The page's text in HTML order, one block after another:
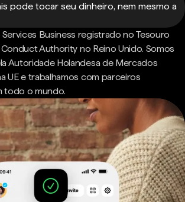
pode tocar seu dinheiro, nem mesmo a
Business registrado no Tesouro
Conduct Authority no Reino Unido. Somos
Autoridade Holandesa de Mercados
UE e trabalhamos com parceiros
todo o mundo.